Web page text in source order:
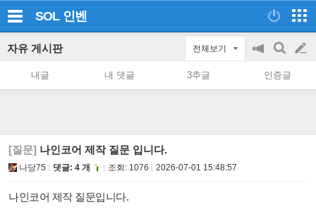
SOL 인벤
자유 게시판 전체보기
공
on/off
검
색
글
쓰
내글 내 댓글 3추글 인증글
[질문] 나인코어 제작 질문 입니다.
나당75 댓글: 4 개 조회: 1076 2026-07-01 15:48:57
나인코어 제작 질문입니다.